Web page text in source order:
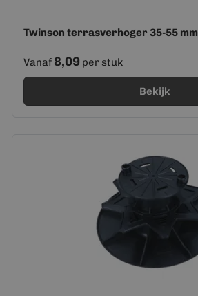
Twinson terrasverhoger 35-55 mm
Vanaf 8,09 per stuk
Bekijk